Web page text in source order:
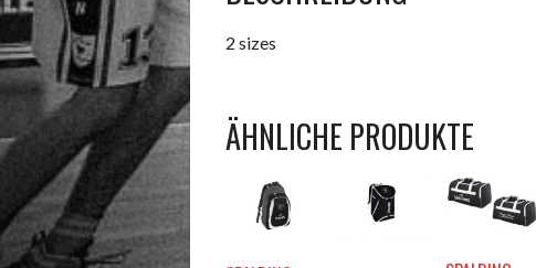
2 sizes
ÄHNLICHE PRODUKTE